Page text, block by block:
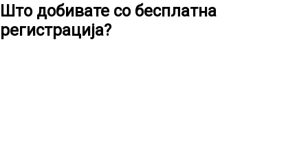
Што добивате со бесплатна
регистрација?